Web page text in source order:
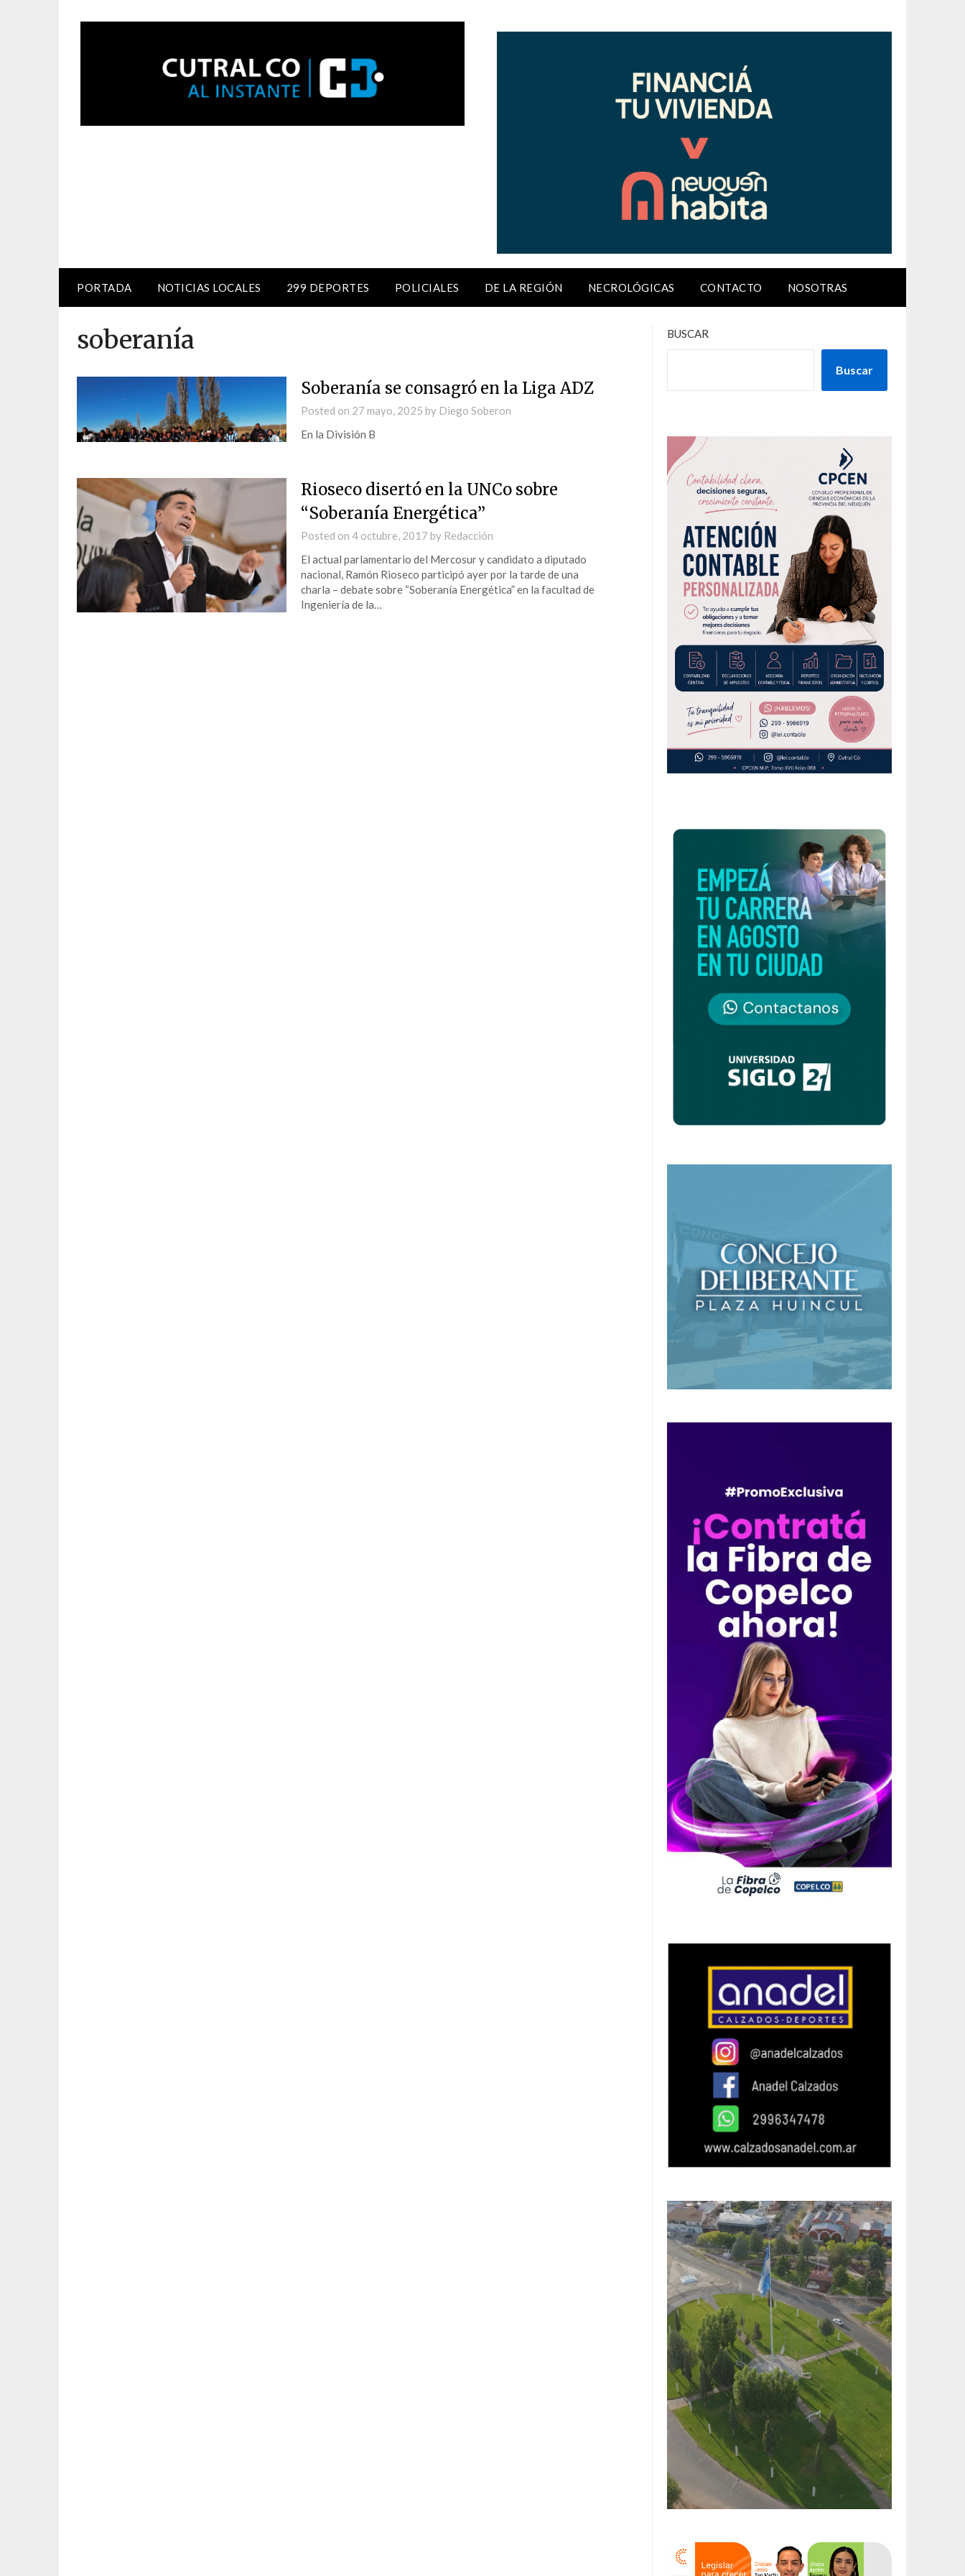
PORTADA NOTICIAS LOCALES 299 DEPORTES POLICIALES DE LA REGIÓN NECROLÓGICAS CONTACTO NOSOTRAS
soberanía
Soberanía se consagró en la Liga ADZ
Posted on 27 mayo, 2025 by Diego Soberon
En la División B
​Rioseco disertó en la UNCo sobre
“Soberanía Energética”
Posted on 4 octubre, 2017 by Redacción
El actual parlamentario del Mercosur y candidato a diputado
nacional, Ramón Rioseco participó ayer por la tarde de una
charla – debate sobre “Soberanía Energética” en la facultad de
Ingeniería de la…
BUSCAR
Buscar